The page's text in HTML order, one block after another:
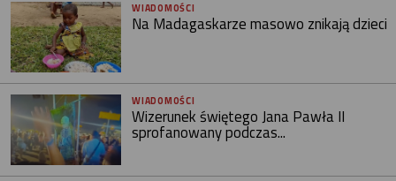
WIADOMOŚCI
Na Madagaskarze masowo znikają dzieci
WIADOMOŚCI
Wizerunek świętego Jana Pawła II
sprofanowany podczas...